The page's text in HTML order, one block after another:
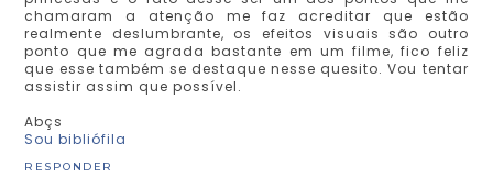
chamaram a atenção me faz acreditar que estão
realmente deslumbrante, os efeitos visuais são outro
ponto que me agrada bastante em um filme, fico feliz
que esse também se destaque nesse quesito. Vou tentar
assistir assim que possível.
Abçs
Sou bibliófila
RESPONDER